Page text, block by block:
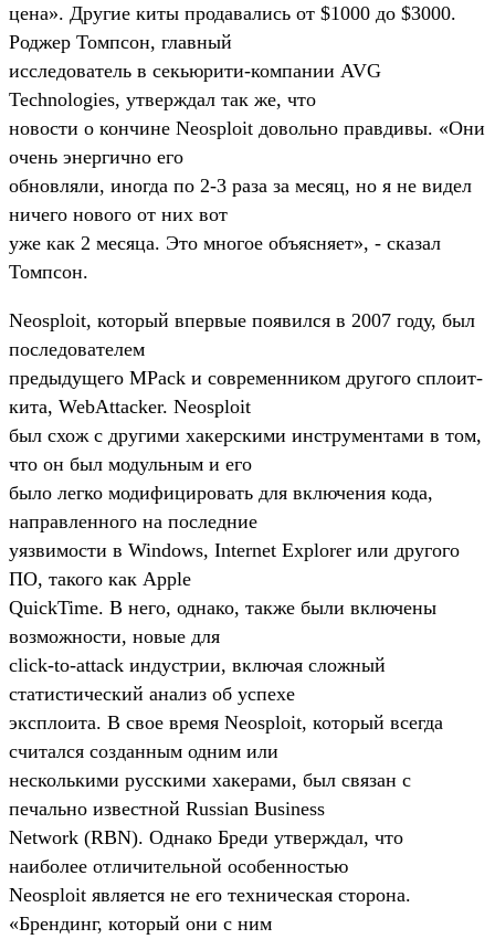
цена». Другие киты продавались от $1000 до $3000.
Роджер Томпсон, главный
исследователь в секьюрити-компании AVG
Technologies, утверждал так же, что
новости о кончине Neosploit довольно правдивы. «Они
очень энергично его
обновляли, иногда по 2-3 раза за месяц, но я не видел
ничего нового от них вот
уже как 2 месяца. Это многое объясняет», - сказал
Томпсон.
Neosploit, который впервые появился в 2007 году, был
последователем
предыдущего MPack и современником другого сплоит-
кита, WebAttacker. Neosploit
был схож с другими хакерскими инструментами в том,
что он был модульным и его
было легко модифицировать для включения кода,
направленного на последние
уязвимости в Windows, Internet Explorer или другого
ПО, такого как Apple
QuickTime. В него, однако, также были включены
возможности, новые для
click-to-attack индустрии, включая сложный
статистический анализ об успехе
эксплоита. В свое время Neosploit, который всегда
считался созданным одним или
несколькими русскими хакерами, был связан с
печально известной Russian Business
Network (RBN). Однако Бреди утверждал, что
наиболее отличительной особенностью
Neosploit является не его техническая сторона.
«Брендинг, который они с ним